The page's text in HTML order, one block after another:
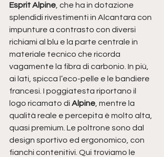
Esprit Alpine , che ha in dotazione
splendidi rivestimenti in Alcantara con
impunture a contrasto con diversi
richiami al blu e la parte centrale in
materiale tecnico che ricorda
vagamente la fibra di carbonio. In più,
ai lati, spicca l’eco-pelle e le bandiere
francesi. I poggiatesta riportano il
logo ricamato di Alpine , mentre la
qualità reale e percepita è molto alta,
quasi premium. Le poltrone sono dal
design sportivo ed ergonomico, con
fianchi contenitivi. Qui troviamo le